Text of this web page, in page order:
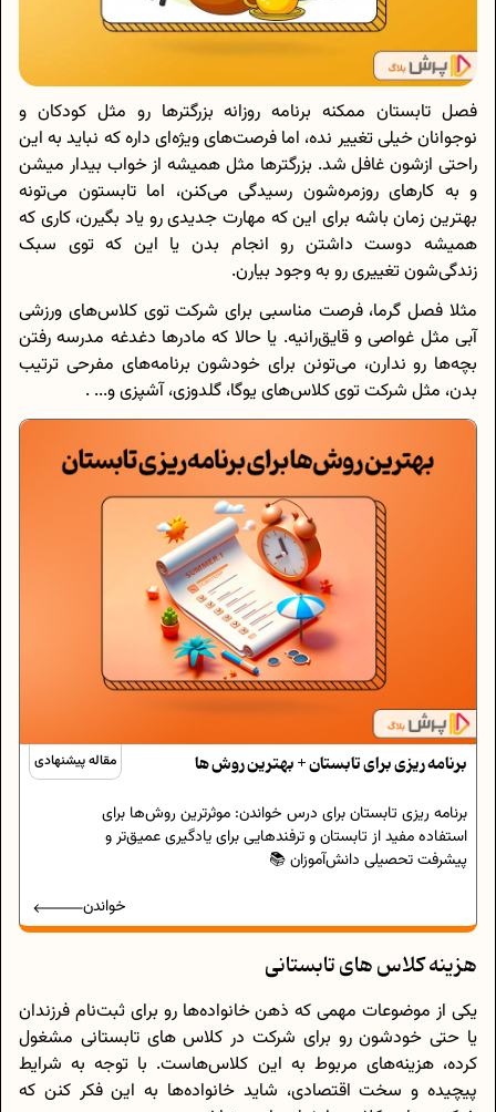
فصل تابستان ممکنه برنامه روزانه بزرگترها رو مثل کودکان و
نوجوانان خیلی تغییر نده، اما فرصت‌های ویژه‌ای داره که نباید به این
راحتی ازشون غافل شد. بزرگترها مثل همیشه از خواب بیدار میشن
و به کارهای روزمره‌شون رسیدگی می‌کنن، اما تابستون می‌تونه
بهترین زمان باشه برای این که مهارت جدیدی رو یاد بگیرن، کاری که
همیشه دوست داشتن رو انجام بدن یا این که توی سبک
زندگی‌شون تغییری رو به وجود بیارن.
مثلا فصل گرما، فرصت مناسبی برای شرکت توی کلاس‌های ورزشی
آبی مثل غواصی و قایق‌رانیه. یا حالا که مادرها دغدغه مدرسه رفتن
بچه‌ها رو ندارن، می‌تونن برای خودشون برنامه‌های مفرحی ترتیب
بدن، مثل شرکت توی کلاس‌های یوگا، گلدوزی، آشپزی و... .
مقاله پیشنهادی برنامه ریزی برای تابستان + بهترین روش ها
برنامه‌ ریزی تابستان برای درس خواندن: موثرترین روش‌ها برای
استفاده مفید از تابستان و ترفندهایی برای یادگیری عمیق‌تر و
پیشرفت تحصیلی دانش‌آموزان 📚
خواندن
هزینه کلاس های تابستانی
یکی از موضوعات مهمی که ذهن خانواده‌ها رو برای ثبت‌نام فرزندان
یا حتی خودشون رو برای شرکت در کلاس های تابستانی مشغول
کرده، هزینه‌های مربوط به این کلاس‌هاست. با توجه به شرایط
پیچیده و سخت اقتصادی، شاید خانواده‌ها به این فکر کنن که